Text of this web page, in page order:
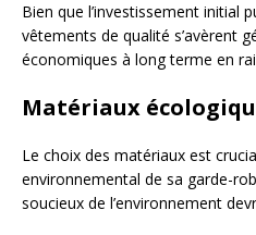
Bien que l’investissement initial
vêtements de qualité s’avèrent
économiques à long terme en
Matériaux
Le choix des matériaux est
environnemental de sa garde-
soucieux de l’environnement